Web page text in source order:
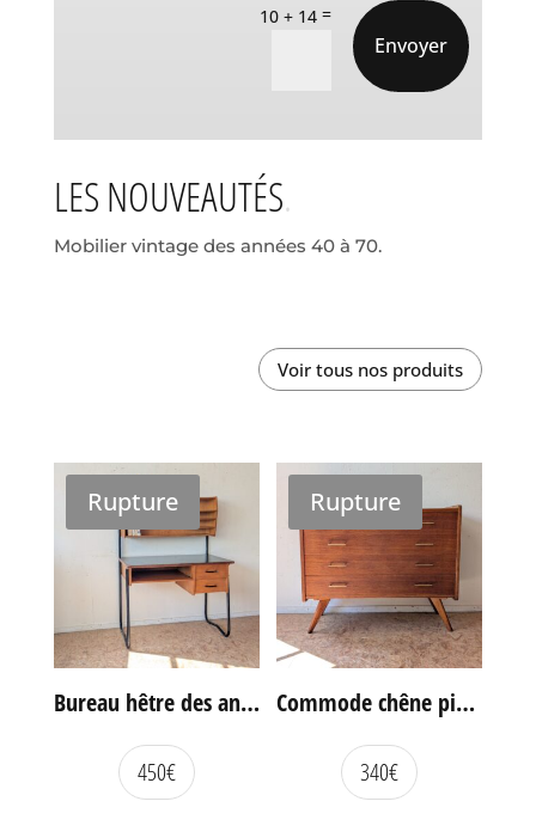
10 + 14 =
Envoyer
LES NOUVEAUTÉS
Mobilier vintage des années 40 à 70.
Voir tous nos produits
Rupture
Bureau hêtre des années 60
450€
Rupture
Commode chêne pieds compas vintage
340€